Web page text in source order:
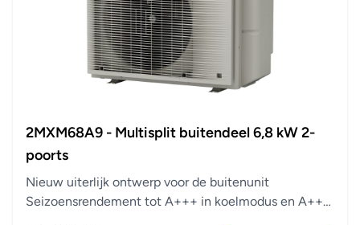
2MXM68A9 - Multisplit buitendeel 6,8 kW 2-
poorts
Nieuw uiterlijk ontwerp voor de buitenunit
Seizoensrendement tot A+++ in koelmodus en A++